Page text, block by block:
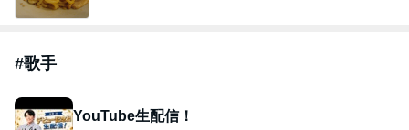
#歌手
YouTube生配信！